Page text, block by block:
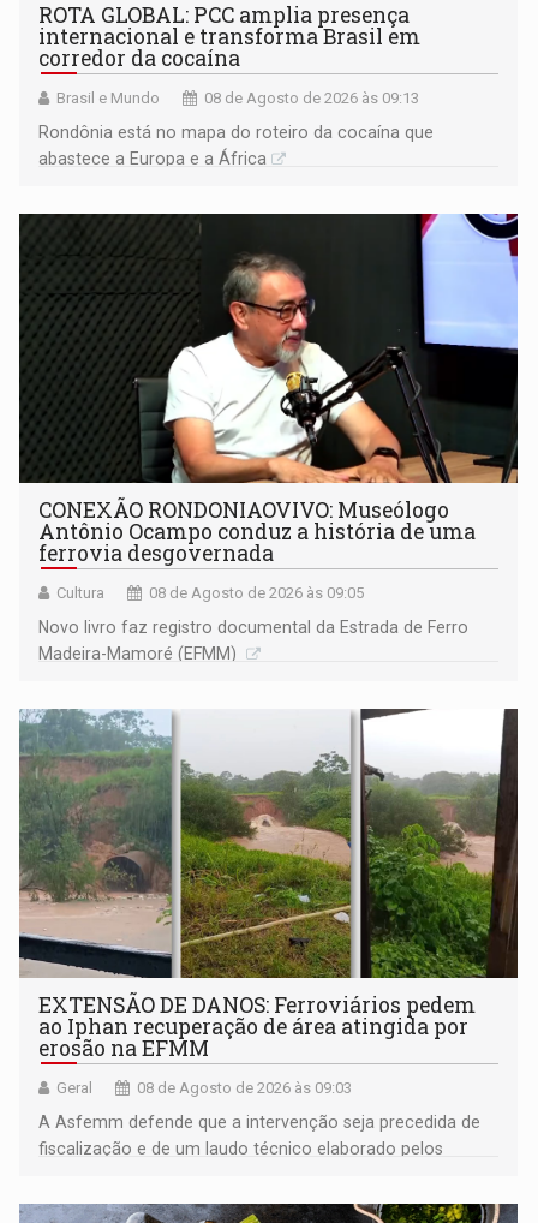
ROTA GLOBAL: PCC amplia presença
internacional e transforma Brasil em
corredor da cocaína
Brasil e Mundo 08 de Agosto de 2026 às 09:13
Rondônia está no mapa do roteiro da cocaína que
abastece a Europa e a África
CONEXÃO RONDONIAOVIVO: Museólogo
Antônio Ocampo conduz a história de uma
ferrovia desgovernada
Cultura 08 de Agosto de 2026 às 09:05
Novo livro faz registro documental da Estrada de Ferro
Madeira-Mamoré (EFMM)
EXTENSÃO DE DANOS: Ferroviários pedem
ao Iphan recuperação de área atingida por
erosão na EFMM
Geral 08 de Agosto de 2026 às 09:03
A Asfemm defende que a intervenção seja precedida de
fiscalização e de um laudo técnico elaborado pelos